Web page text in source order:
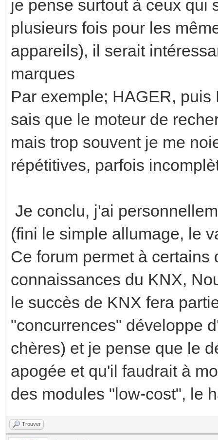
je pense surtout à ceux qui
plusieurs fois pour les
appareils), il serait
marques
Par exemple; HAGER,
sais que le moteur de
mais trop souvent je me
répétitives, parfois
Je conclu, j'ai
(fini le simple allumage, le
Ce forum permet à
connaissances du KNX,
le succès de KNX fera
"concurrences" développe
chères) et je pense que le
apogée et qu'il faudrait à
des modules "low-cost", le
Trouver